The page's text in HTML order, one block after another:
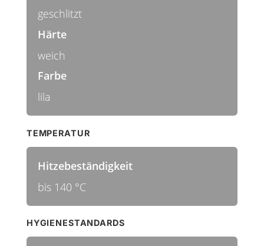
geschlitzt
Härte
weich
Farbe
lila
TEMPERATUR
Hitzebeständigkeit
bis 140 °C
HYGIENESTANDARDS